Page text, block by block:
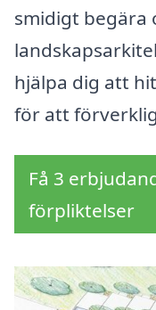
smidigt begära
hjälpa dig att
för att
Få 3
förpliktelser